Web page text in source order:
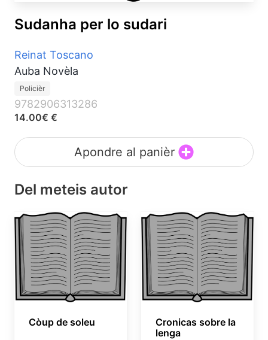
Sudanha per lo sudari
Reinat Toscano
Auba Novèla
Policièr
9782906313286
14.00€ €
Apondre al panièr
Del meteis autor
Còup de soleu
Cronicas sobre la
lenga